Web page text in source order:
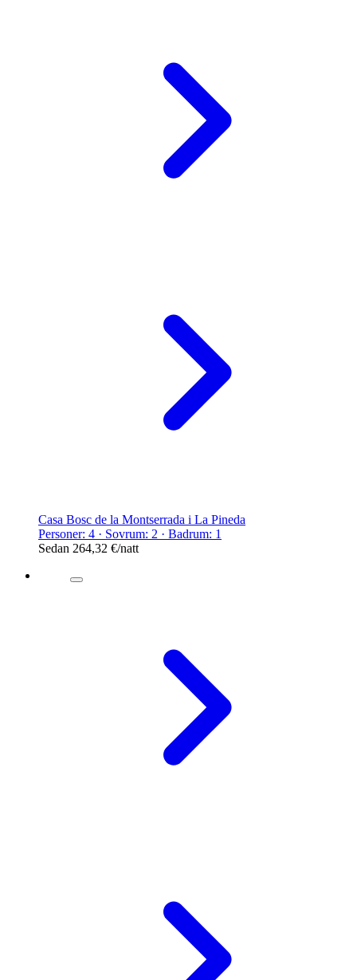
Casa Bosc de la Montserrada i La Pineda
Personer: 4 · Sovrum: 2 · Badrum: 1
Sedan 264,32 €/natt